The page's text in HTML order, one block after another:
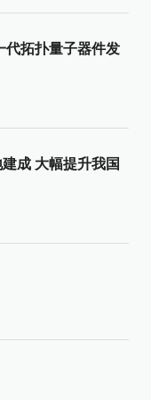
代拓扑量子器件发
成 大幅提升我国